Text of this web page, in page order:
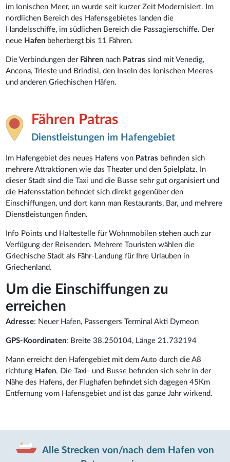
im Ionischen Meer, un wurde seit kurzer Zeit Modernisiert. Im
nordlichen Bereich des Hafensgebietes landen die
Handelsschiffe, im südlichen Bereich die Passagierschiffe. Der
neue Hafen beherbergt bis 11 Fähren.
Die Verbindungen der Fähren nach Patrassind mit Venedig,
Ancona, Trieste und Brindisi, den Inseln des Ionischen Meeres
und anderen Griechischen Häfen.
Fähren Patras
Dienstleistungen im Hafengebiet
Im Hafengebiet des neues Hafens von Patras befinden sich
mehrere Attraktionen wie das Theater und den Spielplatz. In
dieser Stadt sind die Taxi und die Busse sehr gut organisiert und
die Hafensstation befindet sich direkt gegenüber den
Einschiffungen, und dort kann man Restaurants, Bar, und mehrere
Dienstleistungen finden.
Info Points und Haltestelle für Wohnmobilen stehen auch zur
Verfügung der Reisenden. Mehrere Touristen wählen die
Griechische Stadt als Fähr-Landung für Ihre Urlauben in
Griechenland.
Um die Einschiffungen zu
erreichen
Adresse: Neuer Hafen, Passengers Terminal Akti Dymeon
GPS-Koordinaten: Breite 38.250104, Länge 21.732194
Mann erreicht den Hafengebiet mit dem Auto durch die A8
richtung Hafen. Die Taxi- und Busse befinden sich sehr in der
Nähe des Hafens, der Flughafen befindet sich dagegen 45Km
Entfernung vom Hafensgebiet und ist das ganze Jahr wirkend.
Alle Strecken von/nach dem Hafen von